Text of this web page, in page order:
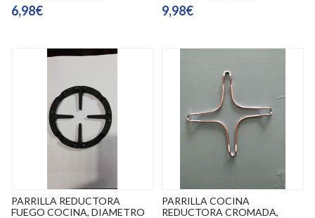
6,98€ 9,98€
PARRILLA REDUCTORA
FUEGO COCINA, DIAMETRO
PARRILLA COCINA
REDUCTORA CROMADA,